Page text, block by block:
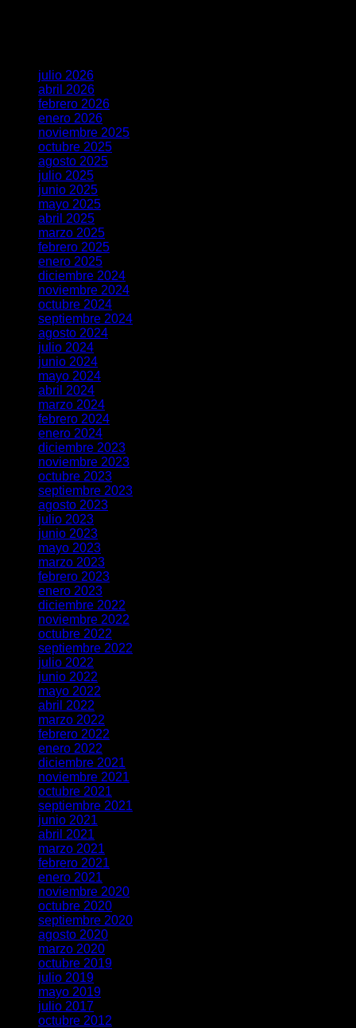
julio 2026
abril 2026
febrero 2026
enero 2026
noviembre 2025
octubre 2025
agosto 2025
julio 2025
junio 2025
mayo 2025
abril 2025
marzo 2025
febrero 2025
enero 2025
diciembre 2024
noviembre 2024
octubre 2024
septiembre 2024
agosto 2024
julio 2024
junio 2024
mayo 2024
abril 2024
marzo 2024
febrero 2024
enero 2024
diciembre 2023
noviembre 2023
octubre 2023
septiembre 2023
agosto 2023
julio 2023
junio 2023
mayo 2023
marzo 2023
febrero 2023
enero 2023
diciembre 2022
noviembre 2022
octubre 2022
septiembre 2022
julio 2022
junio 2022
mayo 2022
abril 2022
marzo 2022
febrero 2022
enero 2022
diciembre 2021
noviembre 2021
octubre 2021
septiembre 2021
junio 2021
abril 2021
marzo 2021
febrero 2021
enero 2021
noviembre 2020
octubre 2020
septiembre 2020
agosto 2020
marzo 2020
octubre 2019
julio 2019
mayo 2019
julio 2017
octubre 2012